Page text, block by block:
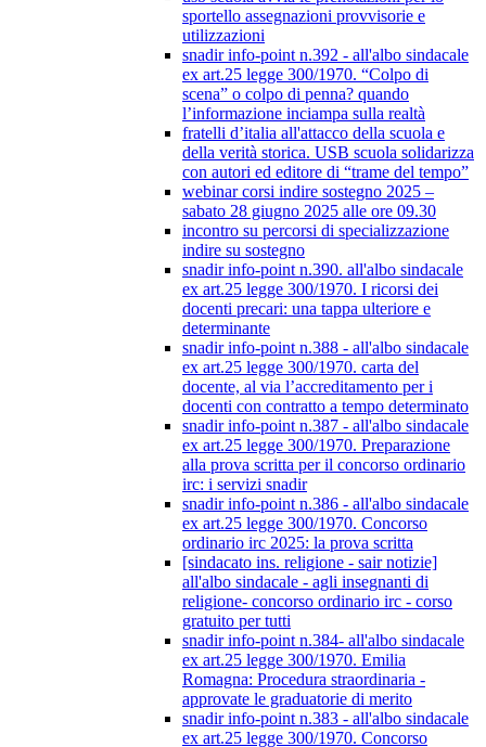
sportello assegnazioni provvisorie e
utilizzazioni
snadir info-point n.392 - all'albo sindacale
ex art.25 legge 300/1970. “Colpo di
scena” o colpo di penna? quando
l’informazione inciampa sulla realtà
fratelli d’italia all'attacco della scuola e
della verità storica. USB scuola solidarizza
con autori ed editore di “trame del tempo”
webinar corsi indire sostegno 2025 –
sabato 28 giugno 2025 alle ore 09.30
incontro su percorsi di specializzazione
indire su sostegno
snadir info-point n.390. all'albo sindacale
ex art.25 legge 300/1970. I ricorsi dei
docenti precari: una tappa ulteriore e
determinante
snadir info-point n.388 - all'albo sindacale
ex art.25 legge 300/1970. carta del
docente, al via l’accreditamento per i
docenti con contratto a tempo determinato
snadir info-point n.387 - all'albo sindacale
ex art.25 legge 300/1970. Preparazione
alla prova scritta per il concorso ordinario
irc: i servizi snadir
snadir info-point n.386 - all'albo sindacale
ex art.25 legge 300/1970. Concorso
ordinario irc 2025: la prova scritta
[sindacato ins. religione - sair notizie]
all'albo sindacale - agli insegnanti di
religione- concorso ordinario irc - corso
gratuito per tutti
snadir info-point n.384- all'albo sindacale
ex art.25 legge 300/1970. Emilia
Romagna: Procedura straordinaria -
approvate le graduatorie di merito
snadir info-point n.383 - all'albo sindacale
ex art.25 legge 300/1970. Concorso